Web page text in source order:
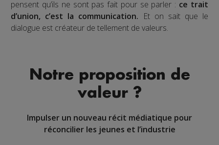
pensent qu’ils ne sont pas fait pour se parler : ce trait
d’union, c’est la communication. Et on sait que le
dialogue est créateur de tellement de valeurs.
Notre proposition de
valeur ?
Impulser un nouveau récit médiatique pour
réconcilier les jeunes et l’industrie